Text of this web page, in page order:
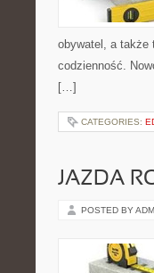
obywatel, a także
codzienność.
[…]
CATEGORIES:
JAZDA
POSTED BY